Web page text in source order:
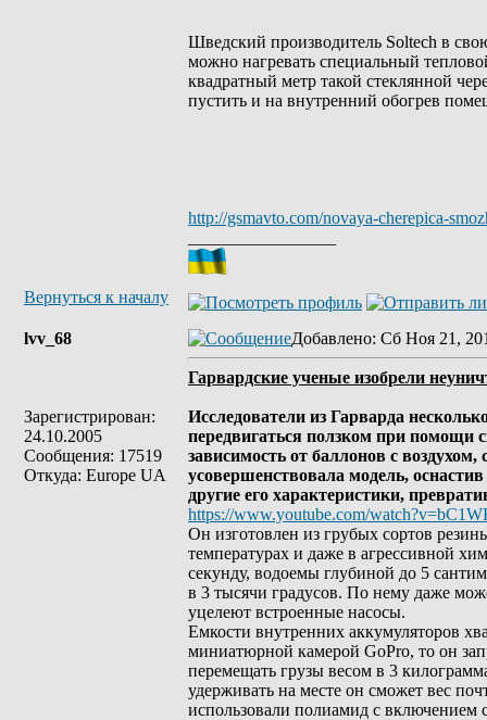
Шведский производитель Soltech в
можно нагревать специальный
квадратный метр такой стеклянной
пустить и на внутренний обогрев
http://gsmavto.com/novaya-cherepica-
Вернуться к началу
lvv_68
Зарегистрирован:
24.10.2005
Сообщения: 17519
Откуда: Europe UA
Добавлено: Сб Ноя 21,
Гарвардские ученые изобрели
Исследователи из Гарварда
передвигаться ползком при помощи
зависимость от баллонов с
усовершенствовала модель,
другие его характеристики,
https://www.youtube.com/
Он изготовлен из грубых сортов
температурах и даже в агрессивной
секунду, водоемы глубиной до 5
в 3 тысячи градусов. По нему даже
уцелеют встроенные насосы.
Емкости внутренних аккумуляторов
миниатюрной камерой GoPro, то он
перемещать грузы весом в 3
удерживать на месте он сможет вес
использовали полиамид с включением